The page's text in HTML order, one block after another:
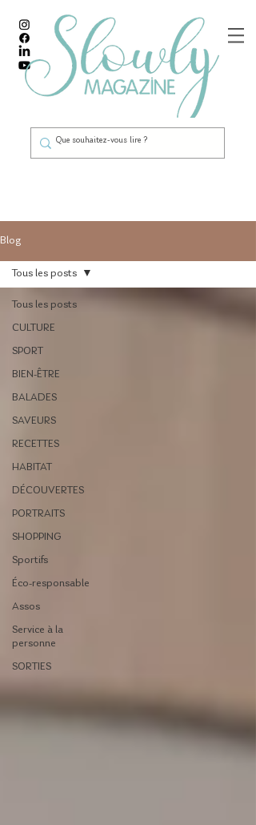
Blog
Tous les posts
CULTURE
SPORT
BIEN-ÊTRE
BALADES
SAVEURS
RECETTES
HABITAT
DÉCOUVERTES
PORTRAITS
SHOPPING
Sportifs
Éco-responsable
Assos
Service à la
personne
SORTIES
Tous les posts